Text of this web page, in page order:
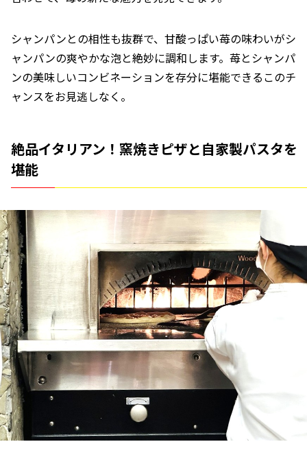
シャンパンとの相性も抜群で、甘酸っぱい苺の味わいがシ
ャンパンの爽やかな泡と絶妙に調和します。苺とシャンパ
ンの美味しいコンビネーションを存分に堪能できるこのチ
ャンスをお見逃しなく。
絶品イタリアン！窯焼きピザと自家製パスタを
堪能